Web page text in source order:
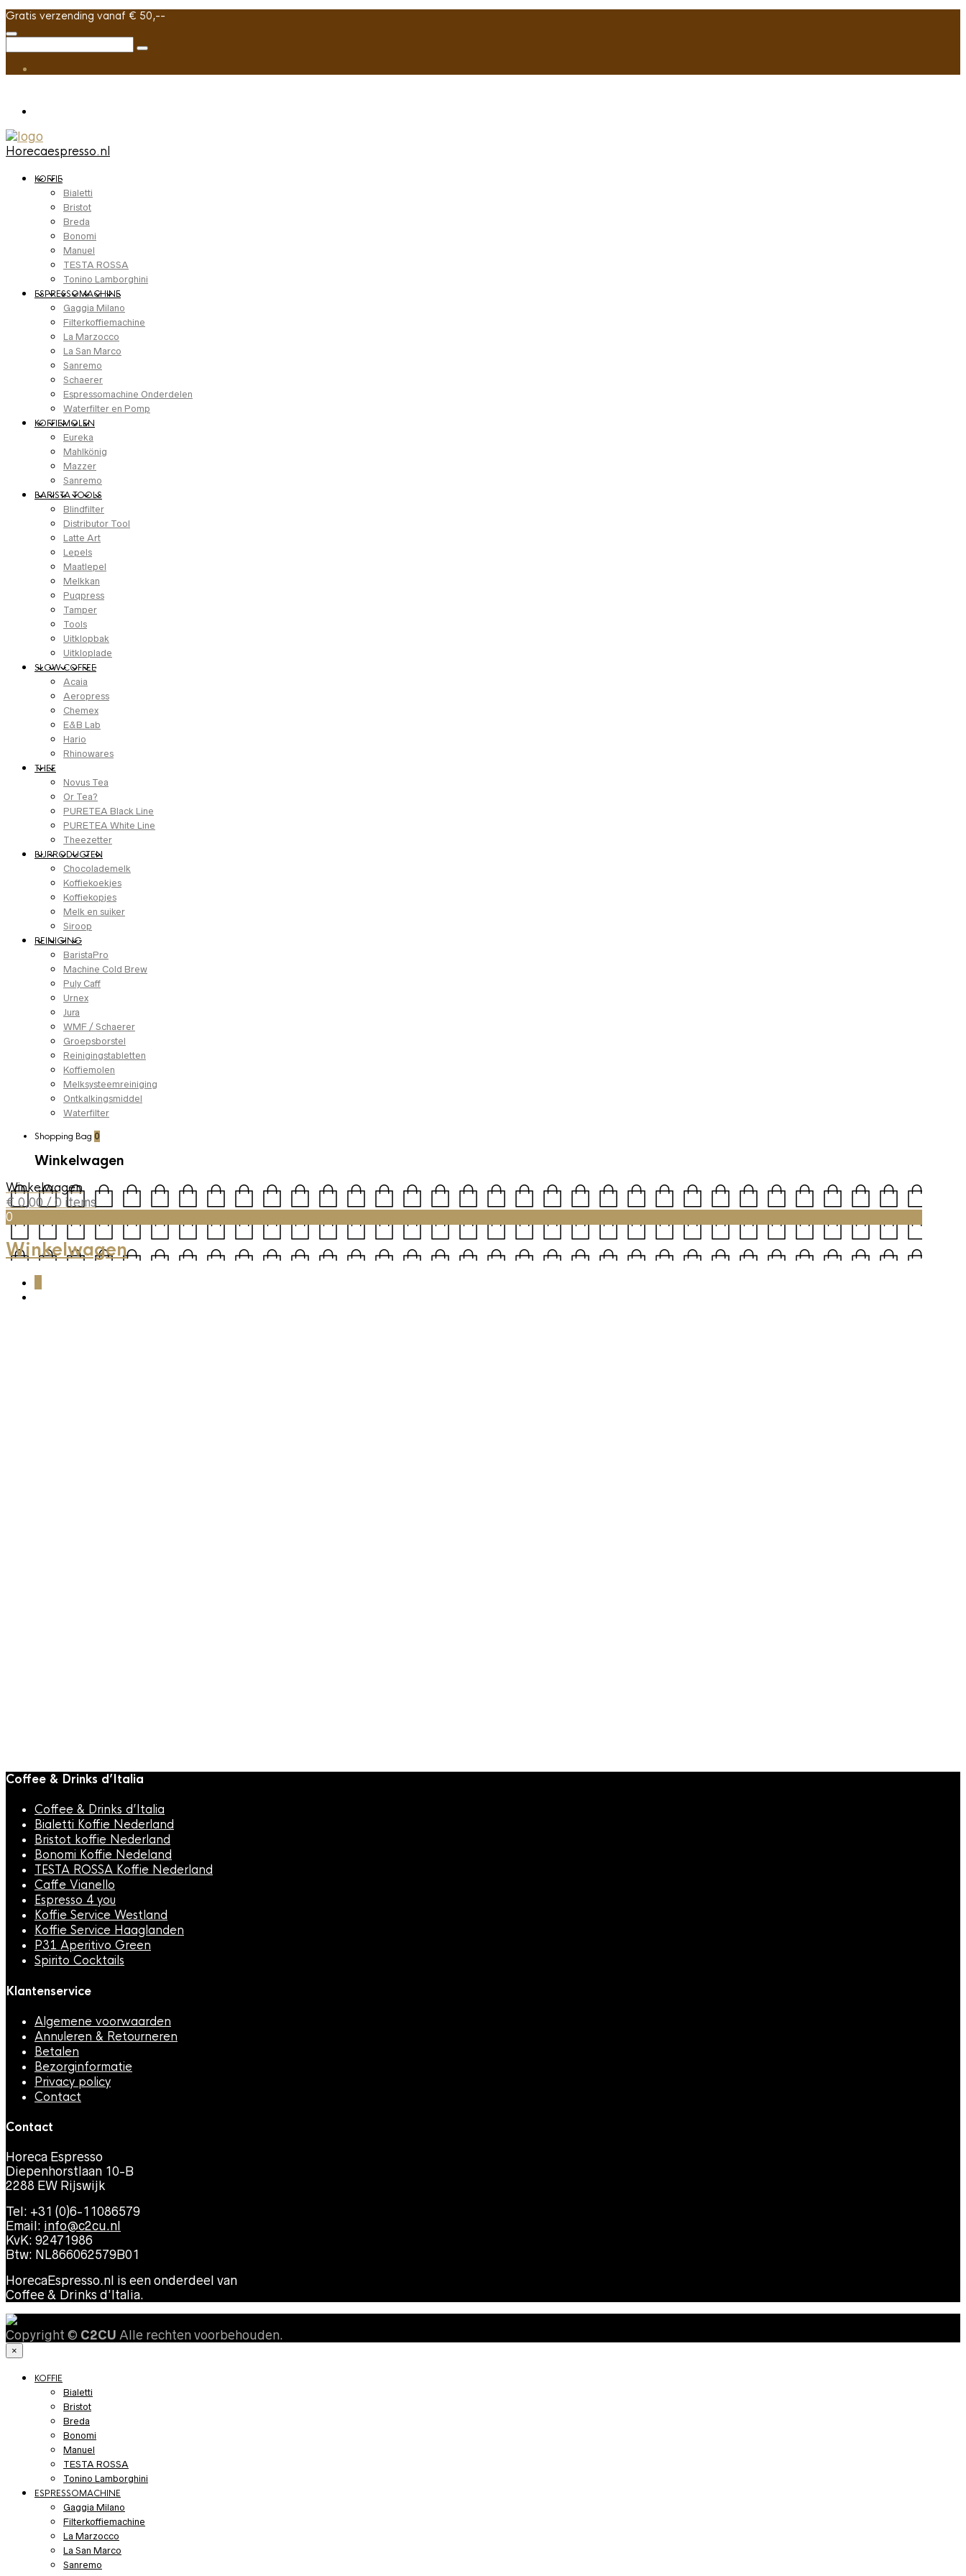
Gratis verzending vanaf € 50,--
Horecaespresso.nl
KOFFIE
Bialetti
Bristot
Breda
Bonomi
Manuel
TESTA ROSSA
Tonino Lamborghini
ESPRESSOMACHINE
Gaggia Milano
Filterkoffiemachine
La Marzocco
La San Marco
Sanremo
Schaerer
Espressomachine Onderdelen
Waterfilter en Pomp
KOFFIEMOLEN
Eureka
Mahlkönig
Mazzer
Sanremo
BARISTA TOOLS
Blindfilter
Distributor Tool
Latte Art
Lepels
Maatlepel
Melkkan
Puqpress
Tamper
Tools
Uitklopbak
Uitkloplade
SLOW COFFEE
Acaia
Aeropress
Chemex
E&B Lab
Hario
Rhinowares
THEE
Novus Tea
Or Tea?
PURETEA Black Line
PURETEA White Line
Theezetter
BIJPRODUCTEN
Chocolademelk
Koffiekoekjes
Koffiekopjes
Melk en suiker
Siroop
REINIGING
BaristaPro
Machine Cold Brew
Puly Caff
Urnex
Jura
WMF / Schaerer
Groepsborstel
Reinigingstabletten
Koffiemolen
Melksysteemreiniging
Ontkalkingsmiddel
Waterfilter
Shopping Bag 0
Winkelwagen
Winkelwagen
€ 0,00 / 0 items
0
Winkelwagen
Coffee & Drinks d’Italia
Coffee & Drinks d’Italia
Bialetti Koffie Nederland
Bristot koffie Nederland
Bonomi Koffie Nedeland
TESTA ROSSA Koffie Nederland
Caffe Vianello
Espresso 4 you
Koffie Service Westland
Koffie Service Haaglanden
P31 Aperitivo Green
Spirito Cocktails
Klantenservice
Algemene voorwaarden
Annuleren & Retourneren
Betalen
Bezorginformatie
Privacy policy
Contact
Contact
Horeca Espresso
Diepenhorstlaan 10-B
2288 EW Rijswijk
Tel: +31 (0)6-11086579
Email: info@c2cu.nl
KvK: 92471986
Btw: NL866062579B01
HorecaEspresso.nl is een onderdeel van
Coffee & Drinks d’Italia.
Copyright © C2CU Alle rechten voorbehouden.
×
KOFFIE
Bialetti
Bristot
Breda
Bonomi
Manuel
TESTA ROSSA
Tonino Lamborghini
ESPRESSOMACHINE
Gaggia Milano
Filterkoffiemachine
La Marzocco
La San Marco
Sanremo